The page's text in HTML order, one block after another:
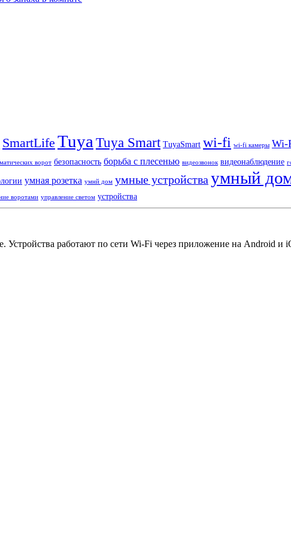
SmartLife Tuya Tuya Smart TuyaSmart wi-fi wi-fi камеры Wi-
ворот безопасность борьба с плесенью видеозвонок видеонаблюдение
умная розетка умнй дом умные устройства умный
воротами управление светом устройства
работают по сети Wi-Fi через приложение на Android и